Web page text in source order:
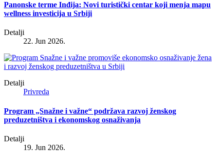
Panonske terme Inđija: Novi turistički centar koji menja mapu
wellness investicija u Srbiji
Detalji
22. Jun 2026.
Detalji
Privreda
Program „Snažne i važne“ podržava razvoj ženskog
preduzetništva i ekonomskog osnaživanja
Detalji
19. Jun 2026.